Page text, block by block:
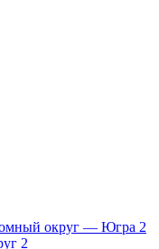
округ — Югра 2
2